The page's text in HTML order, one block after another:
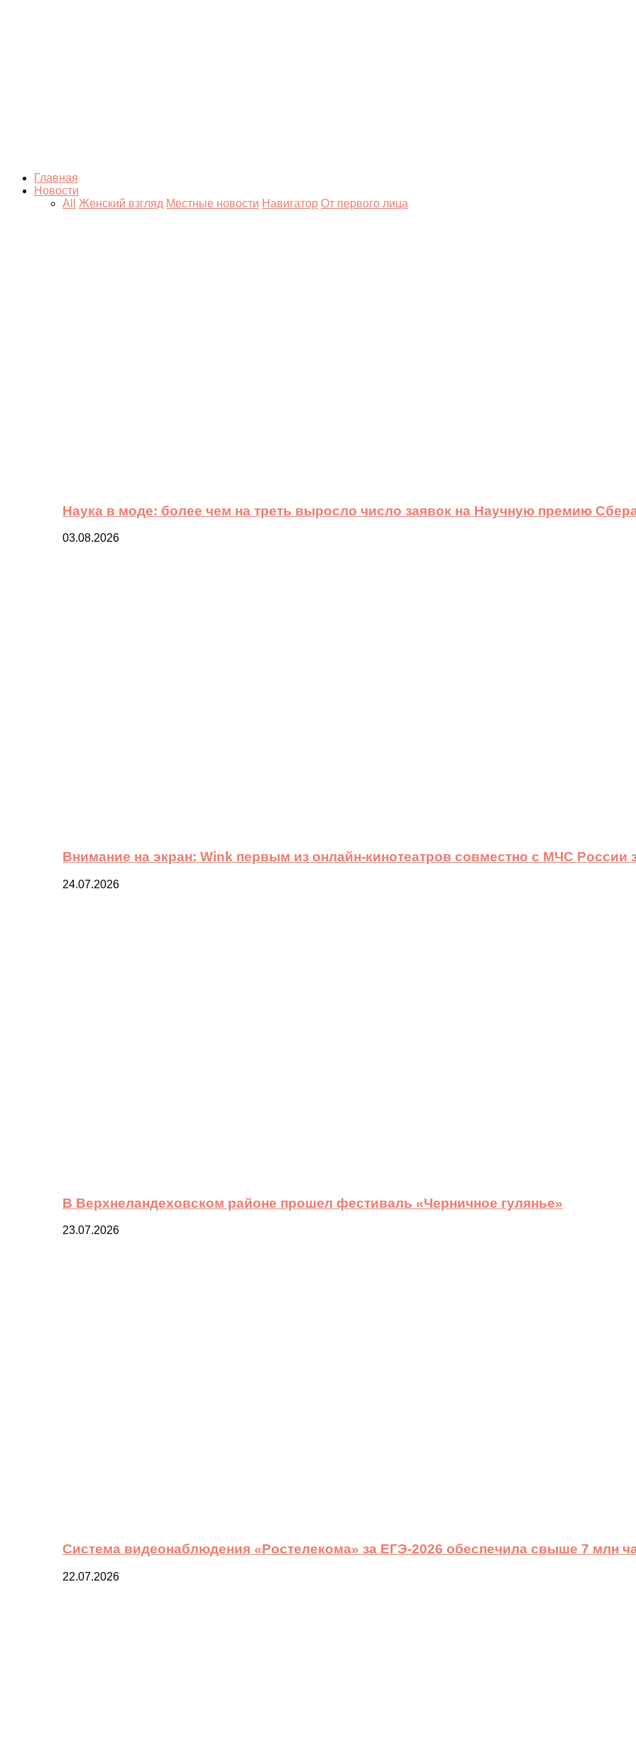
Главная
Новости
All
Женский взгляд Местные новости Навигатор От первого лица
Наука в моде: более чем на треть выросло число заявок на Научную премию
03.08.2026
Внимание на экран: Wink первым из онлайн-кинотеатров совместно с МЧС России
24.07.2026
В Верхнеландеховском районе прошел фестиваль «Черничное гулянье»
23.07.2026
Система видеонаблюдения «Ростелекома» за ЕГЭ-2026 обеспечила свыше 7 млн
22.07.2026